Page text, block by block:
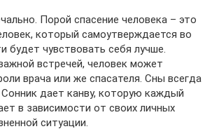
Порой спасение человека – это
который самоутверждается во
будет чувствовать себя лучше.
встречей, человек может
врача или же спасателя. Сны всегда
дает канву, которую каждый
в зависимости от своих личных
ситуации.